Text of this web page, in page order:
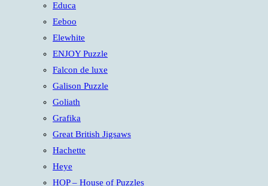
Educa
Eeboo
Elewhite
ENJOY Puzzle
Falcon de luxe
Galison Puzzle
Goliath
Grafika
Great British Jigsaws
Hachette
Heye
HOP – House of Puzzles